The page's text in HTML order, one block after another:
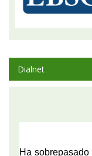
Dialnet